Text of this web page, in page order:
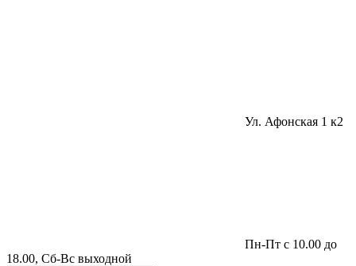
Ул. Афонская 1 к2
Пн-Пт с 10.00 до
18.00, Сб-Вс выходной